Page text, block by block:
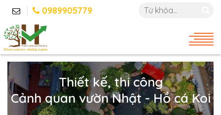
0989905779
Thiết kế, thi công
Cảnh quan vườn Nhật - Hồ cá Koi